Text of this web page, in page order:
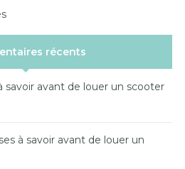
récents
savoir avant de louer un scooter
à savoir avant de louer un